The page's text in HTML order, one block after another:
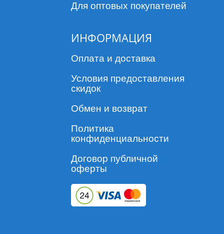
Для оптовых покупателей
ИНФОРМАЦИЯ
Оплата и доставка
Условия предоставления
скидок
Обмен и возврат
Политика
конфиденциальности
Договор публичной
оферты